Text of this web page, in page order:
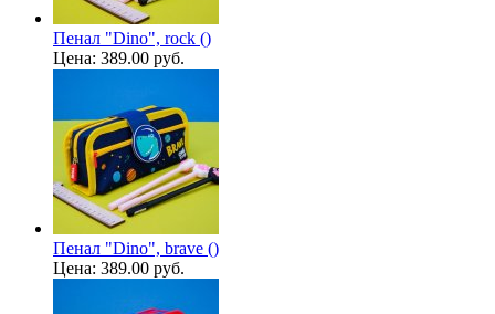
Пенал "Dino", rock ()
Цена: 389.00 руб.
Пенал "Dino", brave ()
Цена: 389.00 руб.